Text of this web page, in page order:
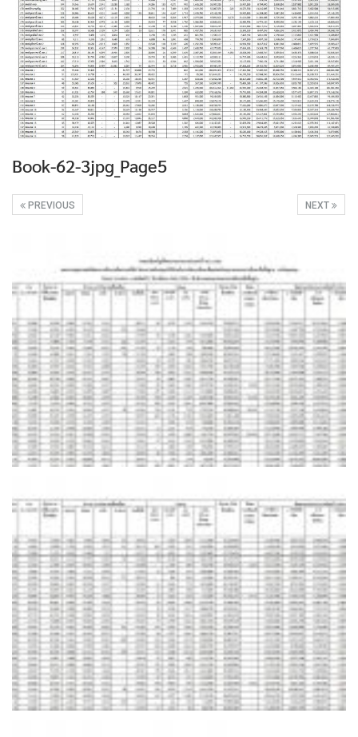
Book-62-3jpg_Page5
NEXT
PREVIOUS